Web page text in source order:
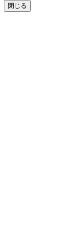
閉じる